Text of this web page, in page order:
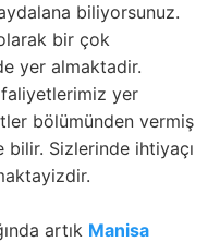
biliyorsunuz.
bir çok
yer almaktadir.
yer
bölümünden vermiş
Sizlerinde ihtiyaçı
artık Manisa